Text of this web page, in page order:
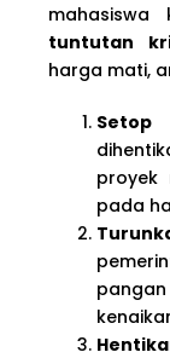
tuntutan
harga mati,
Setop
proyek
pada